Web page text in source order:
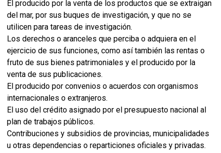
El producido por la venta de los productos que se extraigan
del mar, por sus buques de investigación, y que no se
utilicen para tareas de investigación.
Los derechos o aranceles que perciba o adquiera en el
ejercicio de sus funciones, como así también las rentas o
fruto de sus bienes patrimoniales y el producido por la
venta de sus publicaciones.
El producido por convenios o acuerdos con organismos
internacionales o extranjeros.
El uso del crédito asignado por el presupuesto nacional al
plan de trabajos públicos.
Contribuciones y subsidios de provincias, municipalidades
u otras dependencias o reparticiones oficiales y privadas.